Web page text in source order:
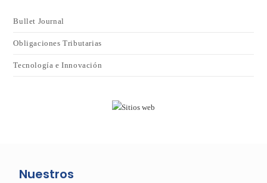
Bullet Journal
Obligaciones Tributarias
Tecnología e Innovación
Nuestros